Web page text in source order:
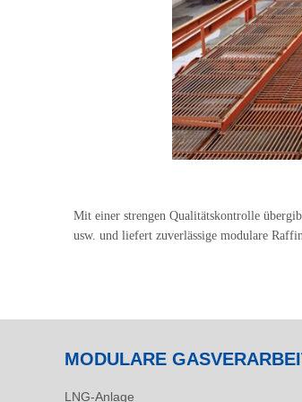
Mit einer strengen Qualitätskontrolle
usw. und liefert zuverlässige modulare
MODULARE
LNG-Anlage